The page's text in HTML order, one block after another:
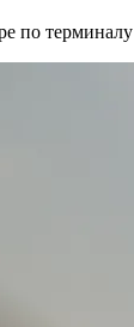
по терминалу